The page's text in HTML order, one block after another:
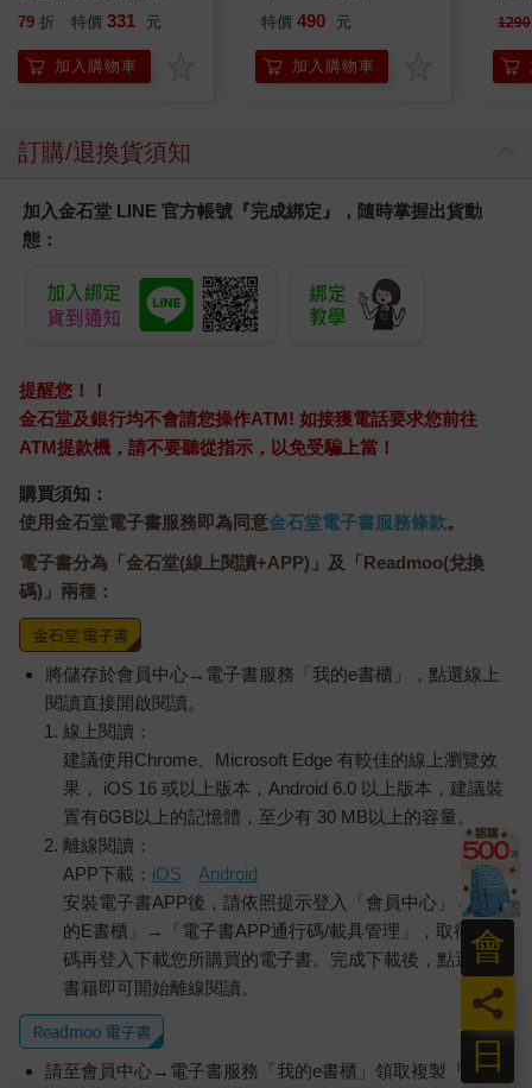
實是留下來的人
79 折 特價 331 元
加入購物車
特價 490 元
加入購物車
肩/
膝
1290
訂購/退換貨須知
加入金石堂 LINE 官方帳號『完成綁定』，隨時掌握出貨動
態：
提醒您！！
金石堂及銀行均不會請您操作ATM! 如接獲電話要求您前往
ATM提款機，請不要聽從指示，以免受騙上當！
購買須知：
使用金石堂電子書服務即為同意金石堂電子書服務條款。
電子書分為「金石堂(線上閱讀+APP)」及「Readmoo(兌換
碼)」兩種：
將儲存於會員中心→電子書服務「我的e書櫃」，點選線上
閱讀直接開啟閱讀。
線上閱讀：
建議使用Chrome、Microsoft Edge 有較佳的線上瀏覽效
果， iOS 16 或以上版本，Android 6.0 以上版本，建議裝
置有6GB以上的記憶體，至少有 30 MB以上的容量。
離線閱讀：
APP下載： iOS
Android
安裝電子書APP後，請依照提示登入「會員中心」→「我
的E書櫃」→「電子書APP通行碼/載具管理」，取得通行
碼再登入下載您所購買的電子書。完成下載後，點選任一
書籍即可開始離線閱讀。
請至會員中心→電子書服務「我的e書櫃」領取複製『兌換
日
員
會